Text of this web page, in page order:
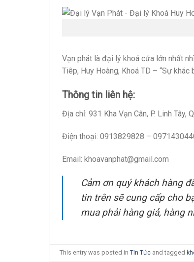
Vạn phát là đại lý khoá cửa lớn nhất
Tiêp, Huy Hoàng, Khoá TD – “Sự khác
Thông tin liên hệ:
Địa chỉ: 931 Kha Vạn Cân, P. Linh Tây,
Điện thoại: 0913829828 –
Email: khoavanphat@gmail.com
Cảm ơn quý khách hàng
tin trên sẽ cung cấp cho
mua phải hàng giả, hàng
This entry was posted inTin Tức and tagged